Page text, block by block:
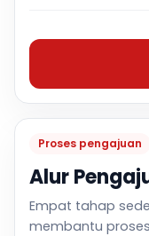
Proses pengajuan
Alur
Empat tahap
membantu